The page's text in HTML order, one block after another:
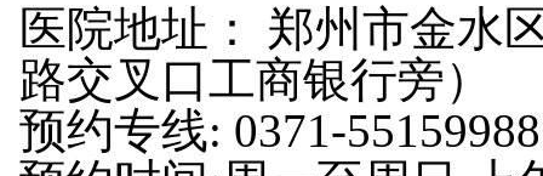
医院地址： 郑州市金水
路交叉口工商银行旁）
预约专线: 0371-55159988